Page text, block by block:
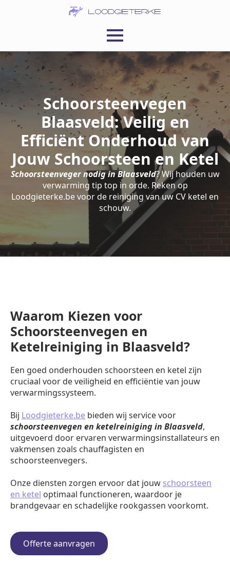
Schoorsteenvegen
Blaasveld: Veilig en
Efficiënt Onderhoud van
Jouw Schoorsteen en Ketel
Schoorsteenveger nodig in Blaasveld? Wij houden uw
verwarming tip top in orde. Reken op
Loodgieterke.be voor de reiniging van uw CV ketel en
schouw.
Waarom Kiezen voor
Schoorsteenvegen en
Ketelreiniging in Blaasveld?
Een goed onderhouden schoorsteen en ketel zijn
cruciaal voor de veiligheid en efficiëntie van jouw
verwarmingssysteem.
Bij Loodgieterke.be bieden wij service voor
schoorsteenvegen en ketelreiniging in Blaasveld,
uitgevoerd door ervaren verwarmingsinstallateurs en
vakmensen zoals chauffagisten en
schoorsteenvegers.
Onze diensten zorgen ervoor dat jouw schoorsteen
en ketel optimaal functioneren, waardoor je
brandgevaar en schadelijke rookgassen voorkomt.
Offerte aanvragen